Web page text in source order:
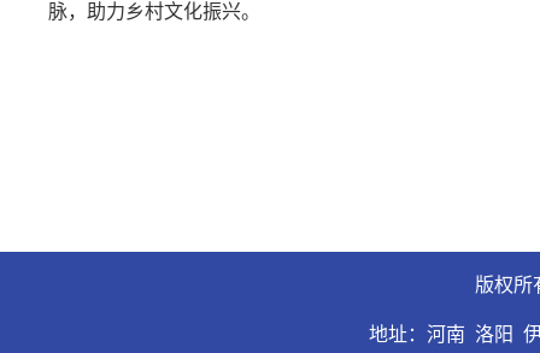
脉，助力乡村文化振兴。
版权所
地址：河南 洛阳